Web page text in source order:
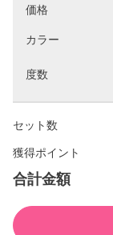
価格
カラー
度数
セット数
獲得ポイント
合計金額